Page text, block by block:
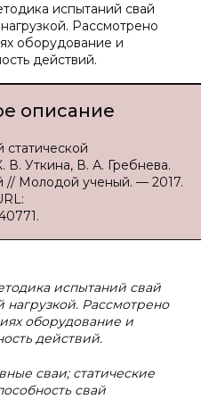
испытаний свай
Рассмотрено
оборудование и
действий.
описание
статической
В. Уткина, В. А. Гребнева.
// Молодой ученый. — 2017.
испытаний свай
Рассмотрено
оборудование и
действий.
сваи; статические
свай